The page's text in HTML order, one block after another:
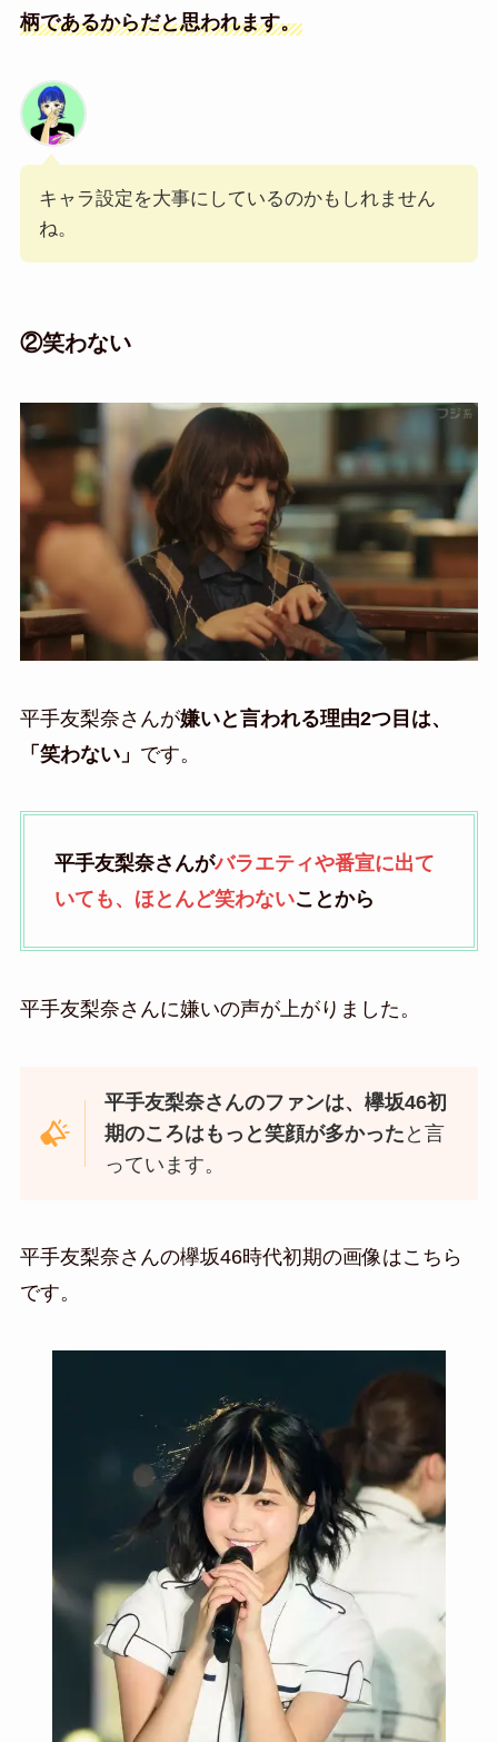
柄であるからだと思われます。
キャラ設定を大事にしているのかもしれません
ね。
②笑わない
平手友梨奈さんが嫌いと言われる理由2つ目は、
「笑わない」 です。
平手友梨奈さんがバラエティや番宣に出て
いても、ほとんど笑わないことから
平手友梨奈さんに嫌いの声が上がりました。
平手友梨奈さんのファンは、欅坂46初
期のころはもっと笑顔が多かった と言
っています。
平手友梨奈さんの欅坂46時代初期の画像はこちら
です。